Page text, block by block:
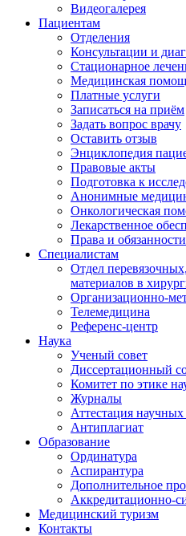
Видеогалерея
Пациентам
Отделения
Консультации и
Стационарное
Медицинская
Платные услуги
Записаться на приём
Задать вопрос врачу
Оставить отзыв
Энциклопедия
Правовые акты
Подготовка к
Анонимные
Онкологическая
Лекарственное
Права и
Специалистам
Отдел
материалов в
Организационно-
Телемедицина
Референс-центр
Наука
Ученый совет
Диссертационный
Комитет по этике
Журналы
Аттестация
Антиплагиат
Образование
Ординатура
Аспирантура
Дополнительное
Аккредитационно-
Медицинский туризм
Контакты